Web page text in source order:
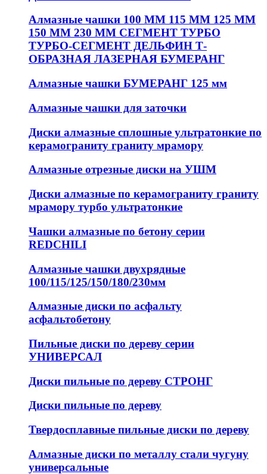
Алмазные чашки 100 ММ 115 ММ 125 ММ
150 ММ 230 ММ СЕГМЕНТ ТУРБО
ТУРБО-СЕГМЕНТ ДЕЛЬФИН Т-
ОБРАЗНАЯ ЛАЗЕРНАЯ БУМЕРАНГ
Алмазные чашки БУМЕРАНГ 125 мм
Алмазные чашки для заточки
Диски алмазные сплошные ультратонкие по
керамограниту граниту мрамору
Алмазные отрезные диски на УШМ
Диски алмазные по керамограниту граниту
мрамору турбо ультратонкие
Чашки алмазные по бетону серии
REDCHILI
Алмазные чашки двухрядные
100/115/125/150/180/230мм
Алмазные диски по асфальту
асфальтобетону
Пильные диски по дереву серии
УНИВЕРСАЛ
Диски пильные по дереву СТРОНГ
Диски пильные по дереву
Твердосплавные пильные диски по дереву
Алмазные диски по металлу стали чугуну
универсальные